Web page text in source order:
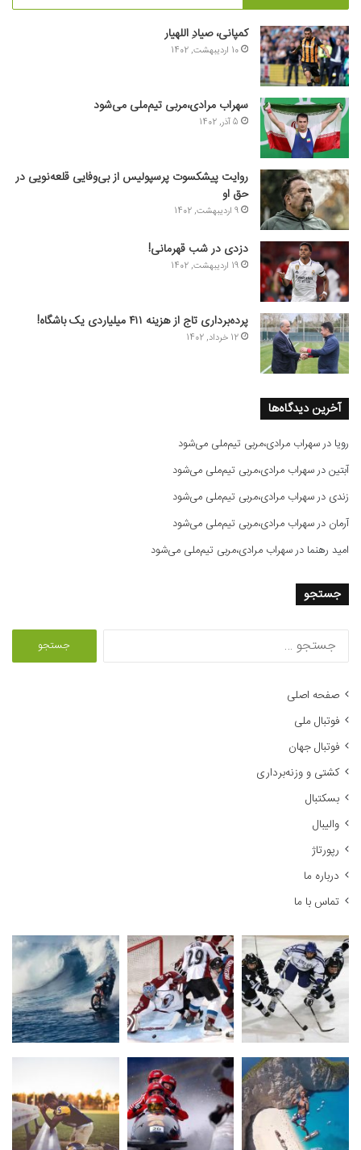
کمپانی، صیادِ اللهیار
10 اردیبهشت, 1402
سهراب مرادی،مربی تیم‌ملی می‌شود
5 آذر, 1402
روایت پیشکسوت پرسپولیس از بی‌وفایی قلعه‌نویی در
حق او
9 اردیبهشت, 1402
دزدی در شب قهرمانی!
19 اردیبهشت, 1402
پرده‌برداری تاج از هزینه ۴۱۱ میلیاردی یک باشگاه!
12 خرداد, 1402
آخرین دیدگاه‌ها
رویا درسهراب مرادی،مربی تیم‌ملی می‌شود
آبتیندرسهراب مرادی،مربی تیم‌ملی می‌شود
زندی درسهراب مرادی،مربی تیم‌ملی می‌شود
آرمان درسهراب مرادی،مربی تیم‌ملی می‌شود
امید رهنما درسهراب مرادی،مربی تیم‌ملی می‌شود
جستجو
صفحه اصلی
فوتبال ملی
فوتبال جهان
کشتی و وزنه‌برداری
بسکتبال
والیبال
رپورتاژ
درباره ما
تماس با ما